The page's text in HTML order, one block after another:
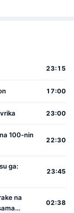
23:15
17:00
23:00
100-nin
22:30
ga:
23:45
na
02:38